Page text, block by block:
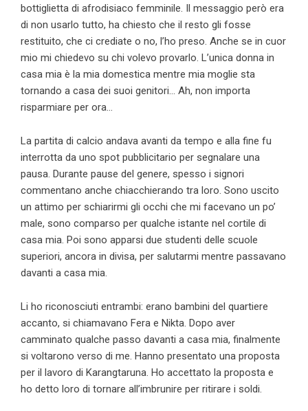
bottiglietta di afrodisiaco femminile. Il messaggio però era
di non usarlo tutto, ha chiesto che il resto gli fosse
restituito, che ci crediate o no, l’ho preso. Anche se in cuor
mio mi chiedevo su chi volevo provarlo. L’unica donna in
casa mia è la mia domestica mentre mia moglie sta
tornando a casa dei suoi genitori… Ah, non importa
risparmiare per ora…
La partita di calcio andava avanti da tempo e alla fine fu
interrotta da uno spot pubblicitario per segnalare una
pausa. Durante pause del genere, spesso i signori
commentano anche chiacchierando tra loro. Sono uscito
un attimo per schiarirmi gli occhi che mi facevano un po’
male, sono comparso per qualche istante nel cortile di
casa mia. Poi sono apparsi due studenti delle scuole
superiori, ancora in divisa, per salutarmi mentre passavano
davanti a casa mia.
Li ho riconosciuti entrambi: erano bambini del quartiere
accanto, si chiamavano Fera e Nikta. Dopo aver
camminato qualche passo davanti a casa mia, finalmente
si voltarono verso di me. Hanno presentato una proposta
per il lavoro di Karangtaruna. Ho accettato la proposta e
ho detto loro di tornare all’imbrunire per ritirare i soldi.